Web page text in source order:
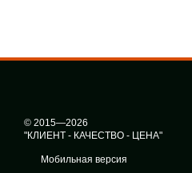
© 2015—2026
"КЛИЕНТ - КАЧЕСТВО - ЦЕНА"
Мобильная версия